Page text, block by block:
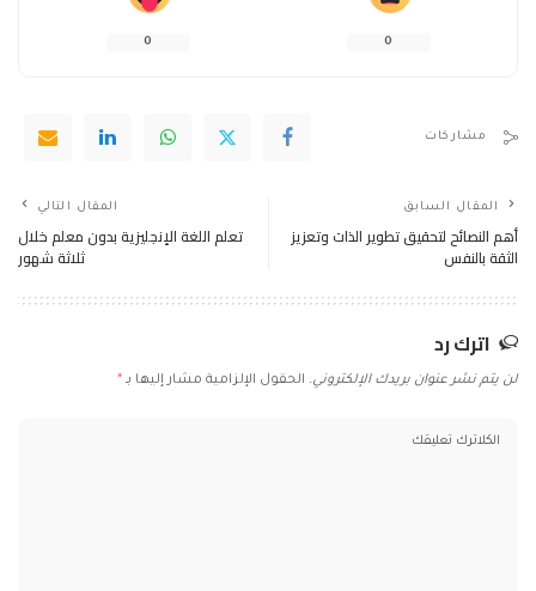
0
0
مشاركات
المقال السابق
أهم النصائح لتحقيق تطوير الذات وتعزيز
الثقة بالنفس
المقال التالي
تعلم اللغة الإنجليزية بدون معلم خلال
ثلاثة شهور
اترك رد
لن يتم نشر عنوان بريدك الإلكتروني. الحقول الإلزامية مشار إليها بـ *